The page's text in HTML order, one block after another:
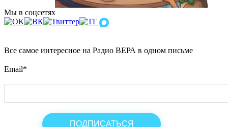
Мы в соцсетях
Все самое интересное на Радио ВЕРА в одном письме
Email*